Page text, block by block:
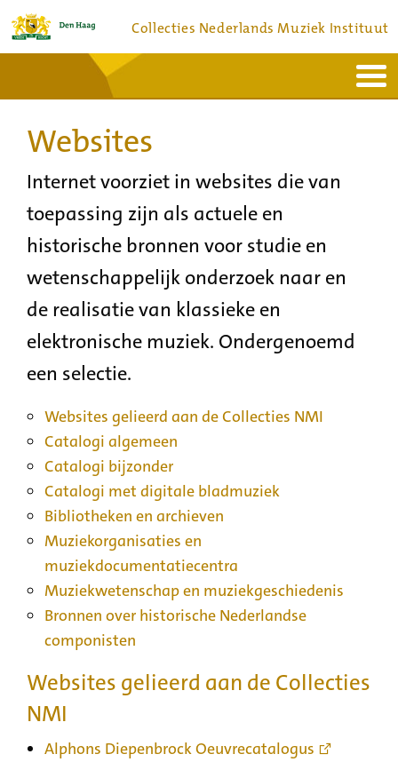
Collecties Nederlands Muziek Instituut
Bronnen en collecties
Dienstverlening
Bezoek
Over
Websites
Internet voorziet in websites die van
toepassing zijn als actuele en
historische bronnen voor studie en
wetenschappelijk onderzoek naar en
de realisatie van klassieke en
elektronische muziek. Ondergenoemd
een selectie.
Websites gelieerd aan de Collecties NMI
Catalogi algemeen
Catalogi bijzonder
Catalogi met digitale bladmuziek
Bibliotheken en archieven
Muziekorganisaties en
muziekdocumentatiecentra
Muziekwetenschap en muziekgeschiedenis
Bronnen over historische Nederlandse
componisten
Websites gelieerd aan de Collecties
NMI
Alphons Diepenbrock Oeuvrecatalogus